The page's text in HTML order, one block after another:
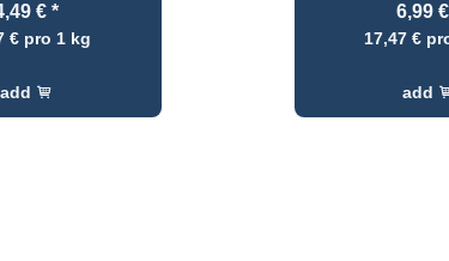
€*
€ pro 1 kg
add
6,99
17,47 €
add